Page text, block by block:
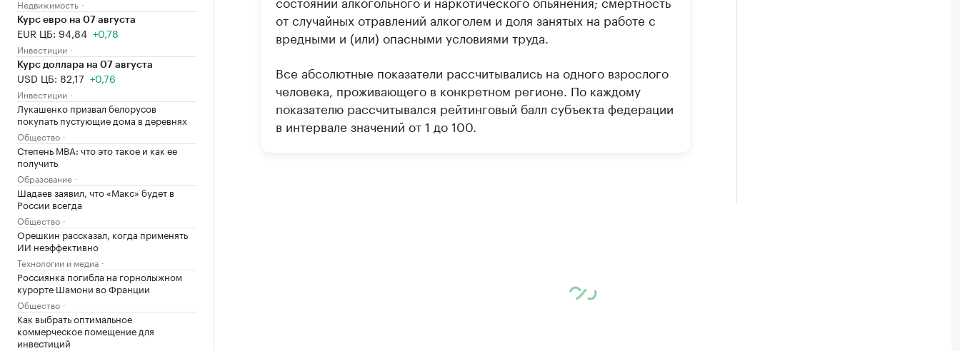
Недвижимость
Курс евро на 07 августа
EUR ЦБ: 94,84 +0,78
Инвестиции
Курс доллара на 07 августа
USD ЦБ: 82,17 +0,76
Инвестиции
Лукашенко призвал белорусов
покупать пустующие дома в деревнях
Общество
Степень MBA: что это такое и как ее
получить
Образование
Шадаев заявил, что «Макс» будет в
России всегда
Общество
Орешкин рассказал, когда применять
ИИ неэффективно
Технологии и медиа
Россиянка погибла на горнолыжном
курорте Шамони во Франции
Общество
Как выбрать оптимальное
коммерческое помещение для
инвестиций
от случайных отравлений алкоголем и доля занятых на работе с
вредными и (или) опасными условиями труда.
Все абсолютные показатели рассчитывались на одного взрослого
человека, проживающего в конкретном регионе. По каждому
показателю рассчитывался рейтинговый балл субъекта федерации
в интервале значений от 1 до 100.